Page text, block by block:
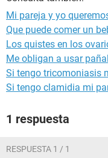
Mi pareja y yo
Que puede comer un
Los quistes en los
Me obligan a usar
Si tengo tricomoniasis
Si tengo clamidia mi
1 respuesta
RESPUESTA 1 / 1